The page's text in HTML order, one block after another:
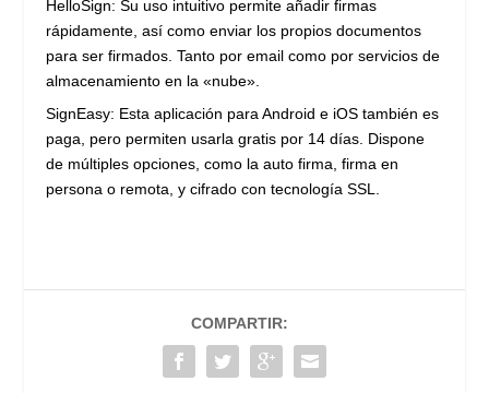
HelloSign: Su uso intuitivo permite añadir firmas
rápidamente, así como enviar los propios documentos
para ser firmados. Tanto por email como por servicios de
almacenamiento en la «nube».
SignEasy: Esta aplicación para Android e iOS también es
paga, pero permiten usarla gratis por 14 días. Dispone
de múltiples opciones, como la auto firma, firma en
persona o remota, y cifrado con tecnología SSL.
COMPARTIR: